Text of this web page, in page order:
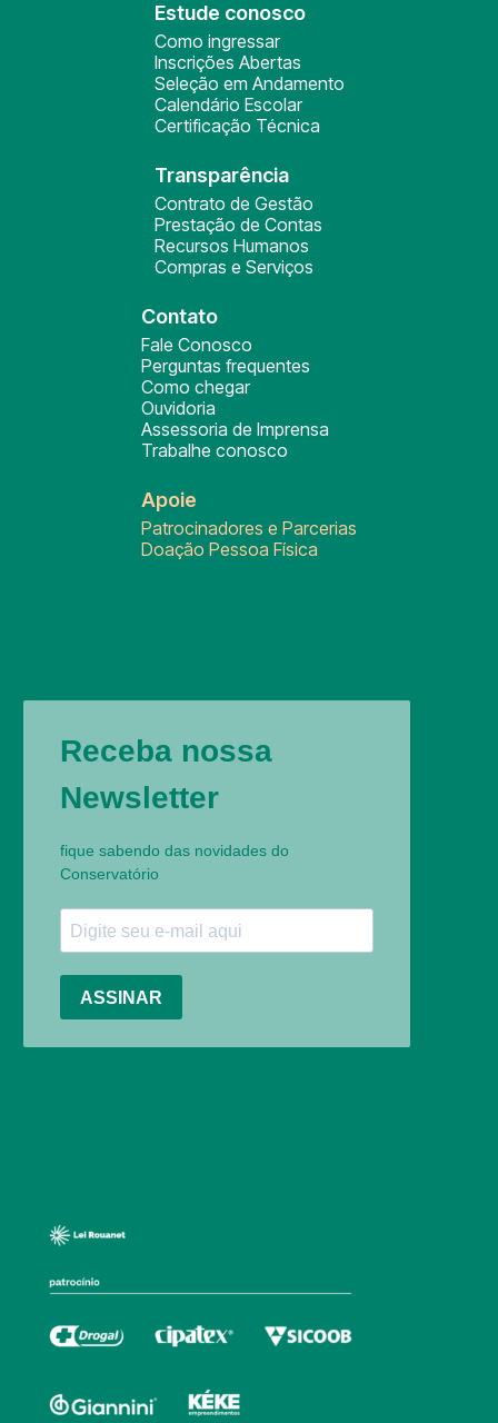
Estude conosco
Como ingressar
Inscrições Abertas
Seleção em Andamento
Calendário Escolar
Certificação Técnica
Transparência
Contrato de Gestão
Prestação de Contas
Recursos Humanos
Compras e Serviços
Contato
Fale Conosco
Perguntas frequentes
Como chegar
Ouvidoria
Assessoria de Imprensa
Trabalhe conosco
Apoie
Patrocinadores e Parcerias
Doação Pessoa Física